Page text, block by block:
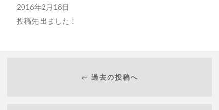
2016年2月18日
投稿先 出ました！
← 過去の投稿へ